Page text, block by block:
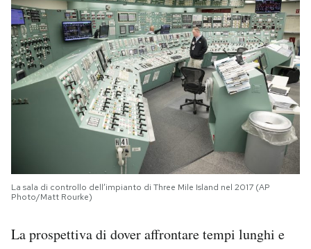
La sala di controllo dell’impianto di Three Mile Island nel 2017 (AP
Photo/Matt Rourke)
La prospettiva di dover affrontare tempi lunghi e